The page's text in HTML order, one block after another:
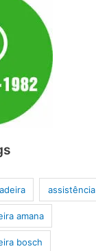
assistência
amana
bosch